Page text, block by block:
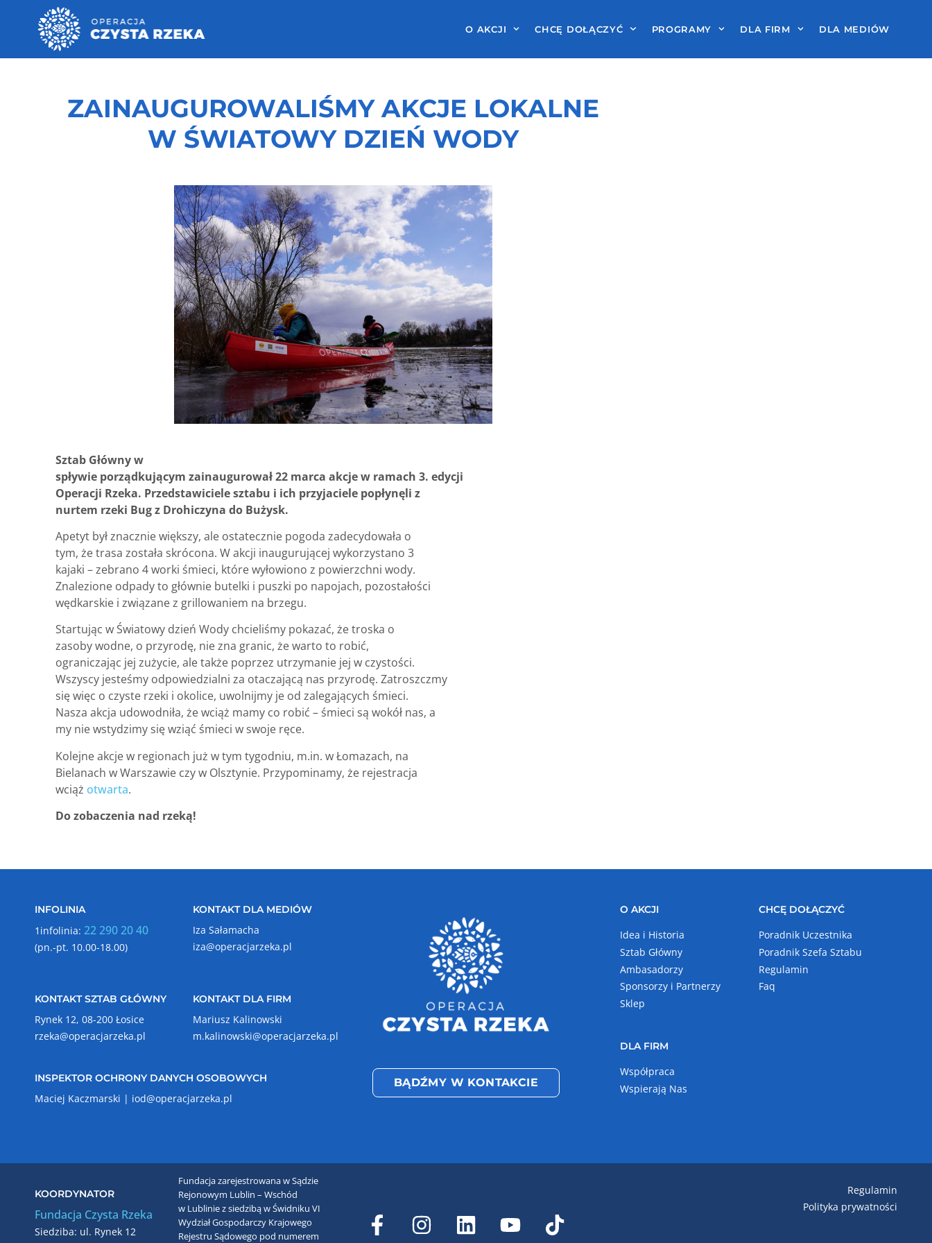
O AKCJI CHCĘ DOŁĄCZYĆ PROGRAMY DLA FIRM DLA MEDIÓW
ZAINAUGUROWALIŚMY AKCJE LOKALNE
W ŚWIATOWY DZIEŃ WODY
Sztab Główny w
spływie porządkującym zainaugurował 22 marca akcje w ramach 3. edycji
Operacji Rzeka. Przedstawiciele sztabu i ich przyjaciele popłynęli z
nurtem rzeki Bug z Drohiczyna do Bużysk.
Apetyt był znacznie większy, ale ostatecznie pogoda zadecydowała o
tym, że trasa została skrócona. W akcji inaugurującej wykorzystano 3
kajaki – zebrano 4 worki śmieci, które wyłowiono z powierzchni wody.
Znalezione odpady to głównie butelki i puszki po napojach, pozostałości
wędkarskie i związane z grillowaniem na brzegu.
Startując w Światowy dzień Wody chcieliśmy pokazać, że troska o
zasoby wodne, o przyrodę, nie zna granic, że warto to robić,
ograniczając jej zużycie, ale także poprzez utrzymanie jej w czystości.
Wszyscy jesteśmy odpowiedzialni za otaczającą nas przyrodę. Zatroszczmy
się więc o czyste rzeki i okolice, uwolnijmy je od zalegających śmieci.
Nasza akcja udowodniła, że wciąż mamy co robić – śmieci są wokół nas, a
my nie wstydzimy się wziąć śmieci w swoje ręce.
Kolejne akcje w regionach już w tym tygodniu, m.in. w Łomazach, na
Bielanach w Warszawie czy w Olsztynie. Przypominamy, że rejestracja
wciąż otwarta.
Do zobaczenia nad rzeką!
INFOLINIA
1infolinia: 22 290 20 40
(pn.-pt. 10.00-18.00)
KONTAKT DLA MEDIÓW
Iza Sałamacha
iza@operacjarzeka.pl
KONTAKT SZTAB GŁÓWNY
Rynek 12, 08-200 Łosice
rzeka@operacjarzeka.pl
KONTAKT DLA FIRM
Mariusz Kalinowski
m.kalinowski@operacjarzeka.pl
INSPEKTOR OCHRONY DANYCH OSOBOWYCH
Maciej Kaczmarski | iod@operacjarzeka.pl
BĄDŹMY W KONTAKCIE
O AKCJI
Idea i Historia
Sztab Główny
Ambasadorzy
Sponsorzy i Partnerzy
Sklep
CHCĘ DOŁĄCZYĆ
Poradnik Uczestnika
Poradnik Szefa Sztabu
Regulamin
Faq
DLA FIRM
Współpraca
Wspierają Nas
KOORDYNATOR
Fundacja Czysta Rzeka
Siedziba: ul. Rynek 12
Fundacja zarejestrowana w Sądzie
Rejonowym Lublin – Wschód
w Lublinie z siedzibą w Świdniku VI
Wydział Gospodarczy Krajowego
Rejestru Sądowego pod numerem
Regulamin
Polityka prywatności